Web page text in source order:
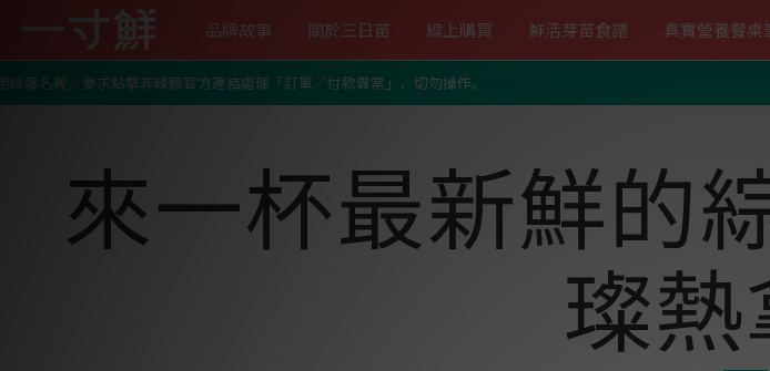
點擊非綠藤官方連結處理「訂單／付款異常」，切勿操作。
品牌故事
關於一寸鮮
一寸鮮純淨栽培主張
關於三日苗
認識超級食物三日苗
線上購買
芽苗全系列
紫高麗苗
優惠中！首購推薦免運組
鮮活芽苗食譜 真實營養餐桌
Home/ Blog list page/來一杯最新鮮的綜合維他命吧－璀璨熱拿鐵
來一杯最新鮮的
璨